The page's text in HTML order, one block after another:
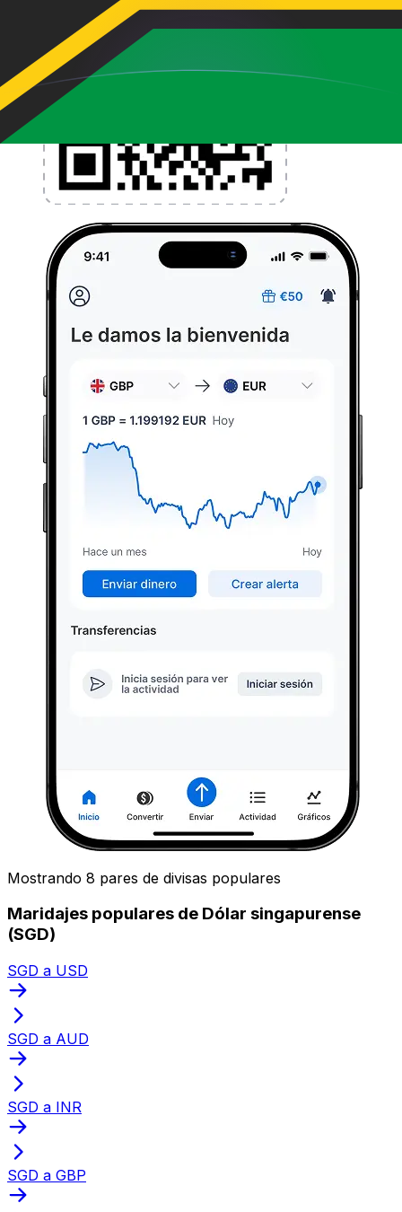
Mostrando 8 pares de divisas populares
Maridajes populares de Dólar singapurense
(SGD)
SGD a USD
SGD a AUD
SGD a INR
SGD a GBP